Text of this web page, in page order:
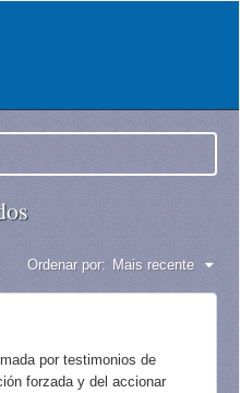
Ordenar por: Mais recente
por testimonios de
forzada y del accionar